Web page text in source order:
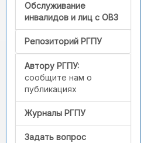
Обслуживание
инвалидов и лиц с ОВЗ
Репозиторий РГПУ
Автору РГПУ:
сообщите нам о
публикациях
Журналы РГПУ
Задать вопрос